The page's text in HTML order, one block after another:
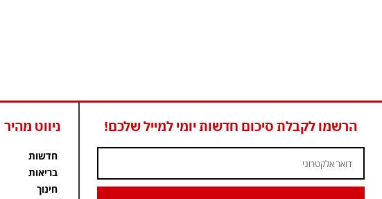
הרשמו לקבלת סיכום חדשות יומי למייל שלכם! ניווט מהיר
חדשות
בריאות
חינוך